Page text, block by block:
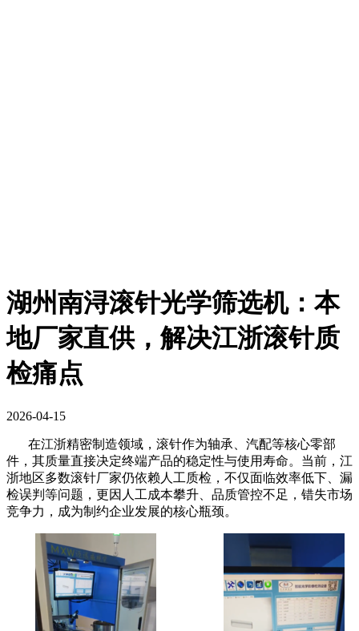
湖州南浔滚针光学筛选机：本
地厂家直供，解决江浙滚针质
检痛点
2026-04-15
在江浙精密制造领域，滚针作为轴承、汽配等核心零部
件，其质量直接决定终端产品的稳定性与使用寿命。当前，江
浙地区多数滚针厂家仍依赖人工质检，不仅面临效率低下、漏
检误判等问题，更因人工成本攀升、品质管控不足，错失市场
竞争力，成为制约企业发展的核心瓶颈。